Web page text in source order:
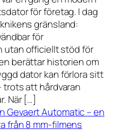
för företag. I dag
gränsland:
för
utan officiellt stöd för
berättar historien om
dator kan förlora sitt
trots att hårdvaran
När […]
Gevaert Automatic – en
från 8 mm-filmens